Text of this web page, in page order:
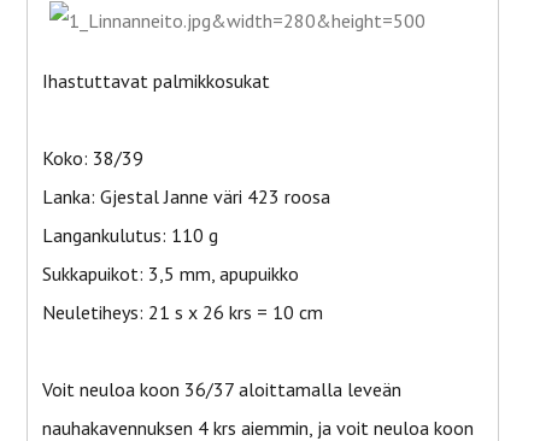
Ihastuttavat palmikkosukat
Koko: 38/39
Lanka: Gjestal Janne väri 423 roosa
Langankulutus: 110 g
Sukkapuikot: 3,5 mm, apupuikko
Neuletiheys: 21 s x 26 krs = 10 cm
Voit neuloa koon 36/37 aloittamalla leveän
nauhakavennuksen 4 krs aiemmin, ja voit neuloa koon